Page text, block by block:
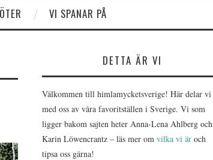
VI SPANAR PÅ
DETTA ÄR VI
Välkommen till himlamycketsverige! Här delar vi
med oss av våra favoritställen i Sverige. Vi som
ligger bakom sajten heter Anna-Lena Ahlberg och
Karin Löwencrantz – läs mer om vilka vi är och
tipsa oss gärna!